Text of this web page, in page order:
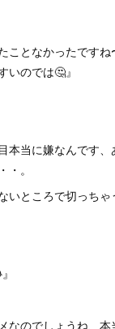
ことなかったです
いのでは🤔』
本当に嫌なんです
・。
いところで切っちゃ
なのでしょうね、本